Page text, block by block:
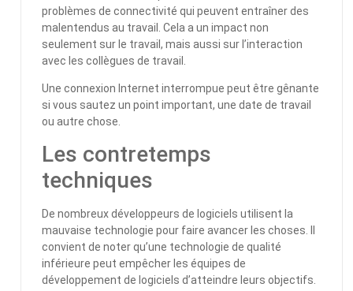
problèmes de connectivité qui peuvent entraîner des
malentendus au travail. Cela a un impact non
seulement sur le travail, mais aussi sur l’interaction
avec les collègues de travail.
Une connexion Internet interrompue peut être gênante
si vous sautez un point important, une date de travail
ou autre chose.
Les contretemps
techniques
De nombreux développeurs de logiciels utilisent la
mauvaise technologie pour faire avancer les choses. Il
convient de noter qu’une technologie de qualité
inférieure peut empêcher les équipes de
développement de logiciels d’atteindre leurs objectifs.